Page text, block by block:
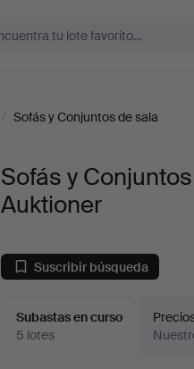
/ Sofás y Conjuntos de sala
Sofás y
Auktioner
Suscribir búsqueda
Subastas en curso
5 lotes